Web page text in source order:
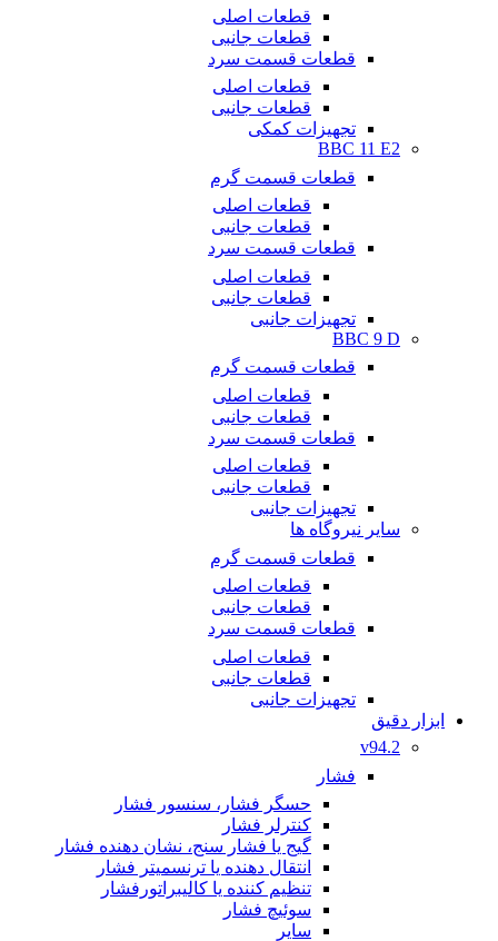
قطعات اصلی
قطعات جانبی
قطعات قسمت سرد
قطعات اصلی
قطعات جانبی
تجهیزات کمکی
BBC 11 E2
قطعات قسمت گرم
قطعات اصلی
قطعات جانبی
قطعات قسمت سرد
قطعات اصلی
قطعات جانبی
تجهیزات جانبی
BBC 9 D
قطعات قسمت گرم
قطعات اصلی
قطعات جانبی
قطعات قسمت سرد
قطعات اصلی
قطعات جانبی
تجهیزات جانبی
سایر نیروگاه ها
قطعات قسمت گرم
قطعات اصلی
قطعات جانبی
قطعات قسمت سرد
قطعات اصلی
قطعات جانبی
تجهیزات جانبی
ابزار دقیق
v94.2
فشار
حسگر فشار، سنسور فشار
کنترلر فشار
گیج یا فشار سنج، نشان دهنده فشار
انتقال دهنده یا ترنسمیتر فشار
تنظیم کننده یا کالیبراتورفشار
سوئیچ فشار
سایر